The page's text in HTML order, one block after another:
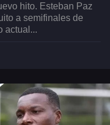
hito. Esteban Paz
a semifinales de
actual...